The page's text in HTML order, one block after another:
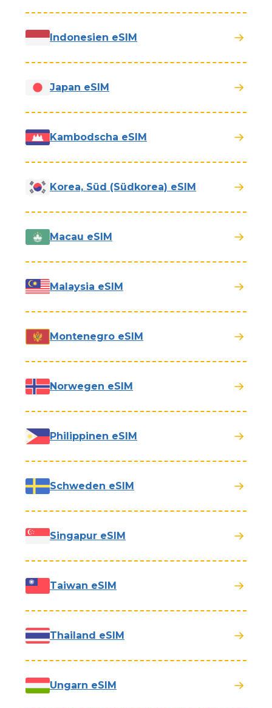
Indonesien eSIM
Japan eSIM
Kambodscha eSIM
Korea, Süd (Südkorea) eSIM
Macau eSIM
Malaysia eSIM
Montenegro eSIM
Norwegen eSIM
Philippinen eSIM
Schweden eSIM
Singapur eSIM
Taiwan eSIM
Thailand eSIM
Ungarn eSIM